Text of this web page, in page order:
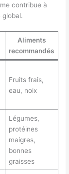
contribue à
Aliments
recommandés
Fruits frais,
eau, noix
Légumes,
protéines
maigres,
bonnes
graisses